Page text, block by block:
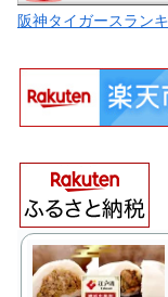
阪神タイガースラン